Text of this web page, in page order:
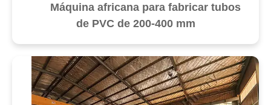
Máquina africana para fabricar tubos
de PVC de 200-400 mm